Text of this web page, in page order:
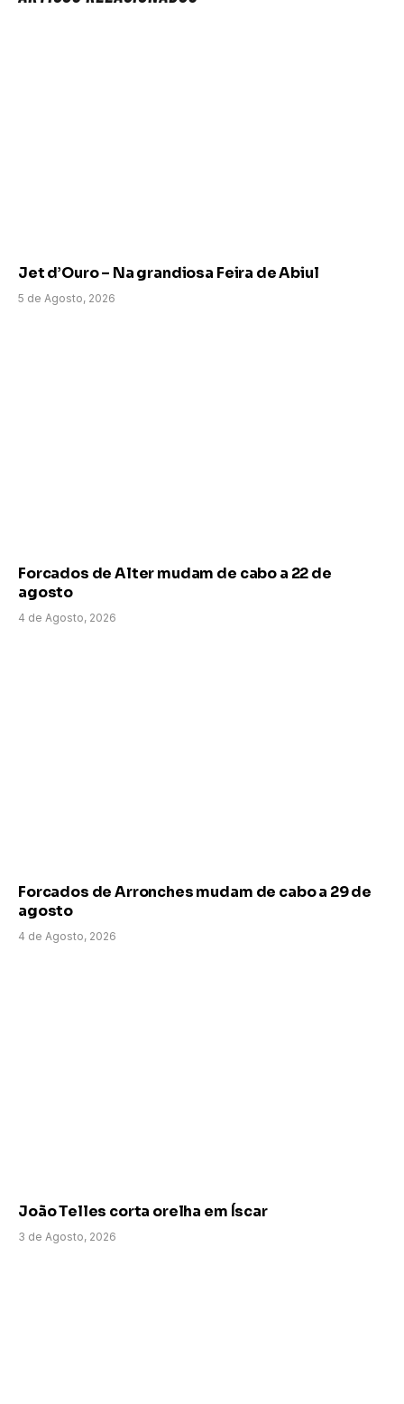
Jet d’Ouro – Na grandiosa Feira de Abiul
5 de Agosto, 2026
Forcados de Alter mudam de cabo a 22 de
agosto
4 de Agosto, 2026
Forcados de Arronches mudam de cabo a 29 de
agosto
4 de Agosto, 2026
João Telles corta orelha em Íscar
3 de Agosto, 2026